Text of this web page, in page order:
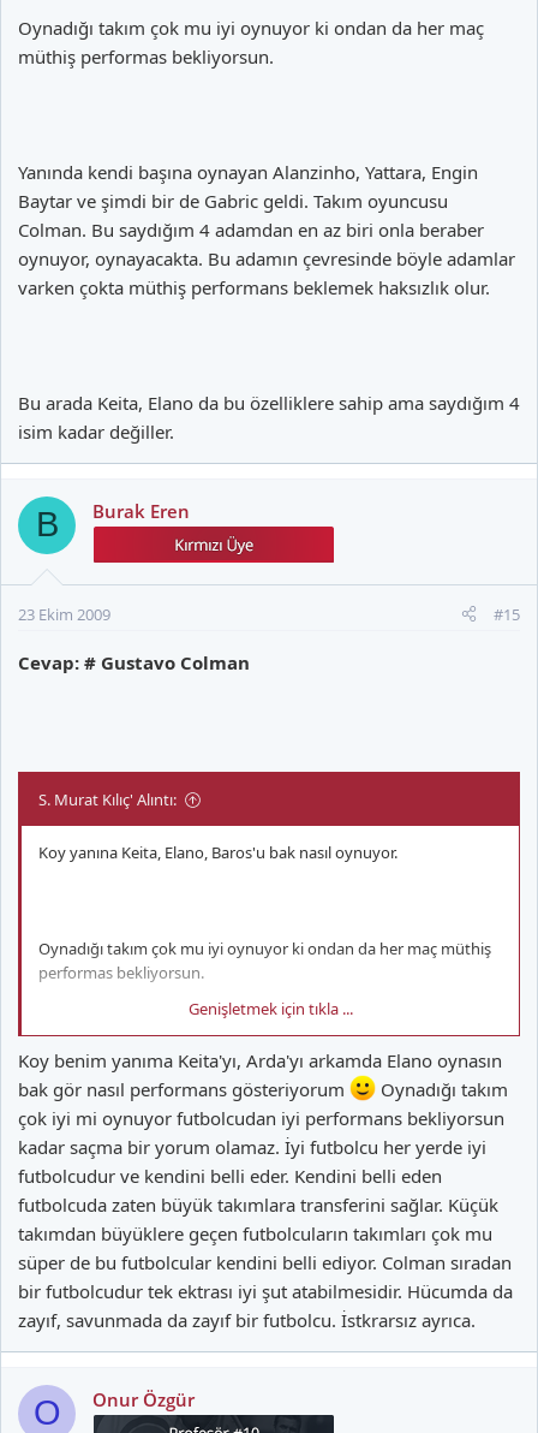
Oynadığı takım çok mu iyi oynuyor ki ondan da her maç
müthiş performas bekliyorsun.
Yanında kendi başına oynayan Alanzinho, Yattara, Engin
Baytar ve şimdi bir de Gabric geldi. Takım oyuncusu
Colman. Bu saydığım 4 adamdan en az biri onla beraber
oynuyor, oynayacakta. Bu adamın çevresinde böyle adamlar
varken çokta müthiş performans beklemek haksızlık olur.
Bu arada Keita, Elano da bu özelliklere sahip ama saydığım 4
isim kadar değiller.
B Burak Eren
23 Ekim 2009 #15
Cevap: # Gustavo Colman
S. Murat Kılıç' Alıntı:
Koy yanına Keita, Elano, Baros'u bak nasıl oynuyor.
Oynadığı takım çok mu iyi oynuyor ki ondan da her maç müthiş
performas bekliyorsun.
Yanında kendi başına oynayan Alanzinho, Yattara, Engin Baytar
ve şimdi bir de Gabric geldi. Takım oyuncusu Colman. Bu
saydığım 4 adamdan en az biri onla beraber oynuyor,
oynayacakta. Bu adamın çevresinde böyle adamlar varken çokta
müthiş performans beklemek haksızlık olur.
Bu arada Keita, Elano da bu özelliklere sahip ama saydığım 4 isim
kadar değiller.
Genişletmek için tıkla ...
Koy benim yanıma Keita'yı, Arda'yı arkamda Elano oynasın
bak gör nasıl performans gösteriyorum
Oynadığı takım
çok iyi mi oynuyor futbolcudan iyi performans bekliyorsun
kadar saçma bir yorum olamaz. İyi futbolcu her yerde iyi
futbolcudur ve kendini belli eder. Kendini belli eden
futbolcuda zaten büyük takımlara transferini sağlar. Küçük
takımdan büyüklere geçen futbolcuların takımları çok mu
süper de bu futbolcular kendini belli ediyor. Colman sıradan
bir futbolcudur tek ektrası iyi şut atabilmesidir. Hücumda da
zayıf, savunmada da zayıf bir futbolcu. İstkrarsız ayrıca.
O Onur Özgür